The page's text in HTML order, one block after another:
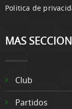
Politica de
MAS
Club
Partidos